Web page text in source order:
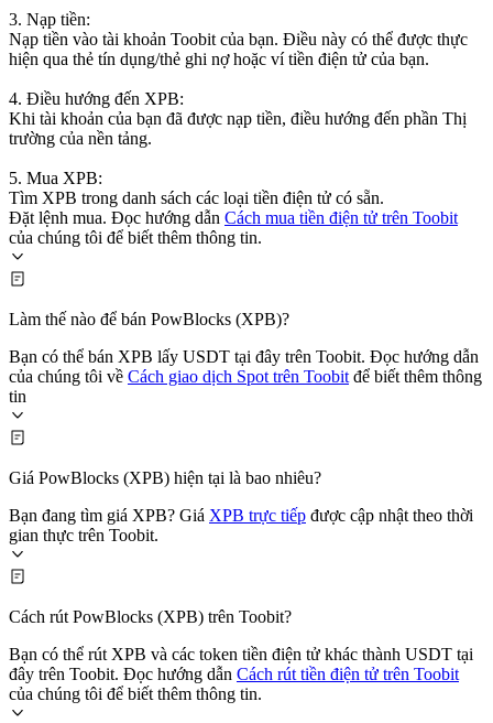
3. Nạp tiền:
Nạp tiền vào tài khoản Toobit của bạn. Điều này có thể được thực
hiện qua thẻ tín dụng/thẻ ghi nợ hoặc ví tiền điện tử của bạn.
4. Điều hướng đến XPB:
Khi tài khoản của bạn đã được nạp tiền, điều hướng đến phần Thị
trường của nền tảng.
5. Mua XPB:
Tìm XPB trong danh sách các loại tiền điện tử có sẵn.
Đặt lệnh mua. Đọc hướng dẫn Cách mua tiền điện tử trên Toobit
của chúng tôi để biết thêm thông tin.
Làm thế nào để bán PowBlocks (XPB)?
Bạn có thể bán XPB lấy USDT tại đây trên Toobit. Đọc hướng dẫn
của chúng tôi về Cách giao dịch Spot trên Toobit để biết thêm thông
tin
Giá PowBlocks (XPB) hiện tại là bao nhiêu?
Bạn đang tìm giá XPB? Giá XPB trực tiếp được cập nhật theo thời
gian thực trên Toobit.
Cách rút PowBlocks (XPB) trên Toobit?
Bạn có thể rút XPB và các token tiền điện tử khác thành USDT tại
đây trên Toobit. Đọc hướng dẫn Cách rút tiền điện tử trên Toobit
của chúng tôi để biết thêm thông tin.